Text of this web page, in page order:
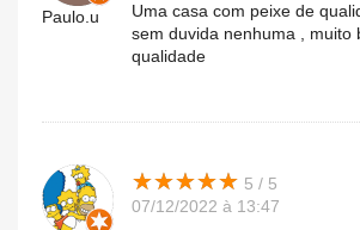
Paulo.u
Uma casa com peixe de
sem duvida nenhuma , muito
qualidade
★★★★★
★★★★★ 5 / 5
07/12/2022 à 13:47